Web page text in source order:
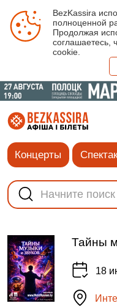
BezKassira
полноценной
Продолжая
соглашаетесь,
cookie.
Концерты
Тайны
18